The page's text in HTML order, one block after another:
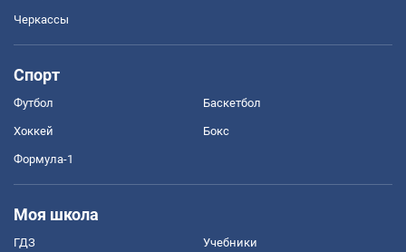
Черкассы
Спорт
Футбол Баскетбол
Хоккей Бокс
Формула-1
Моя школа
ГДЗ Учебники